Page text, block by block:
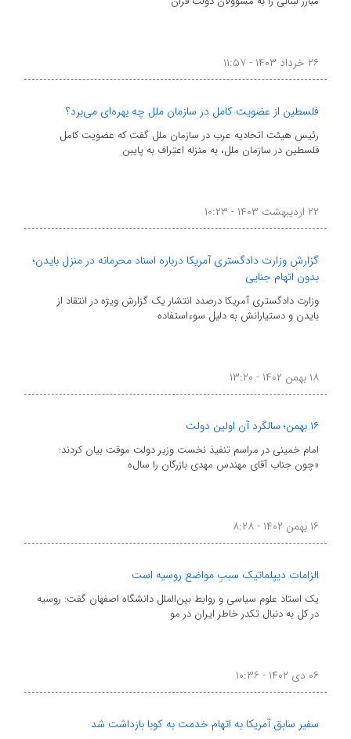
۲۶ خرداد ۱۴۰۳ - ۱۱:۵۷
فلسطین از عضویت کامل در سازمان ملل چه بهره‌ای می‌برد؟
رئیس هیئت اتحادیه عرب در سازمان ملل گفت که عضویت کامل
فلسطین در سازمان ملل، به منزله اعتراف به پایبن
۲۲ اردیبهشت ۱۴۰۳ - ۱۰:۲۳
گزارش وزارت دادگستری آمریکا درباره اسناد محرمانه در منزل بایدن؛
بدون اتهام جنایی
وزارت دادگستری آمریکا درصدد انتشار یک گزارش ویژه در انتقاد از
بایدن و دستیارانش به دلیل سوء‌استفاده
۱۸ بهمن ۱۴۰۲ - ۱۳:۲۰
۱۶ بهمن؛ سالگرد آن اولین دولت
امام خمینی در مراسم تنفیذ نخست وزیر دولت موقت بیان کردند:
«چون جناب آقای مهندس مهدی بازرگان را سال‌ه
۱۶ بهمن ۱۴۰۲ - ۸:۲۸
الزامات دیپلماتیک سببِ مواضع روسیه است
یک استاد علوم سیاسی و روابط بین‌الملل دانشگاه اصفهان گفت: روسیه
در کل به دنبال تکدر خاطر ایران در مو
۰۶ دی ۱۴۰۲ - ۱۰:۳۶
سفیر سابق آمریکا به اتهام خدمت به کوبا بازداشت شد